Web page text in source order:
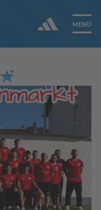
MENÜ
Jetzt einloggen